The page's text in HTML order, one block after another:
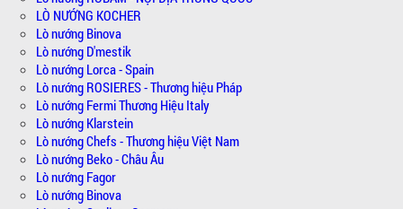
LÒ NƯỚNG KOCHER
Lò nướng Binova
Lò nướng D'mestik
Lò nướng Lorca - Spain
Lò nướng ROSIERES - Thương hiệu Pháp
Lò nướng Fermi Thương Hiệu Italy
Lò nướng Klarstein
Lò nướng Chefs - Thương hiệu Việt Nam
Lò nướng Beko - Châu Âu
Lò nướng Fagor
Lò nướng Binova